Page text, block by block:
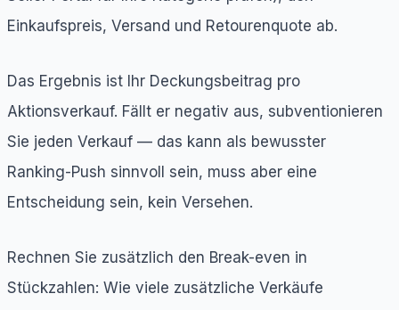
Einkaufspreis, Versand und Retourenquote ab.
Das Ergebnis ist Ihr Deckungsbeitrag pro
Aktionsverkauf. Fällt er negativ aus, subventionieren
Sie jeden Verkauf — das kann als bewusster
Ranking-Push sinnvoll sein, muss aber eine
Entscheidung sein, kein Versehen.
Rechnen Sie zusätzlich den Break-even in
Stückzahlen: Wie viele zusätzliche Verkäufe